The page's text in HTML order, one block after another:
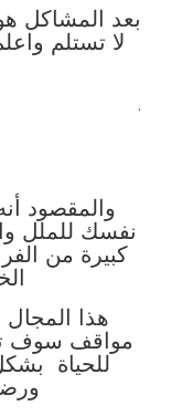
بعد المشاكل
لا تستلم
.
والمقصود
نفسك للملل
كبيرة من
هذا
مواقف سوف
للحياة